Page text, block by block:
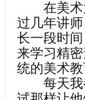
在美术大
过几年讲
长一段时
来学习精
统的美术
每天我都